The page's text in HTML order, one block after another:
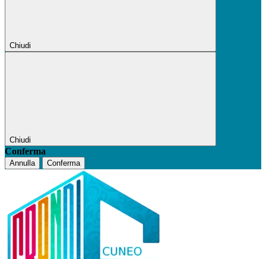
Chiudi
Chiudi
Conferma
Annulla Conferma